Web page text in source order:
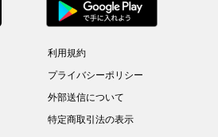
利用規約
プライバシーポリシー
外部送信について
特定商取引法の表示